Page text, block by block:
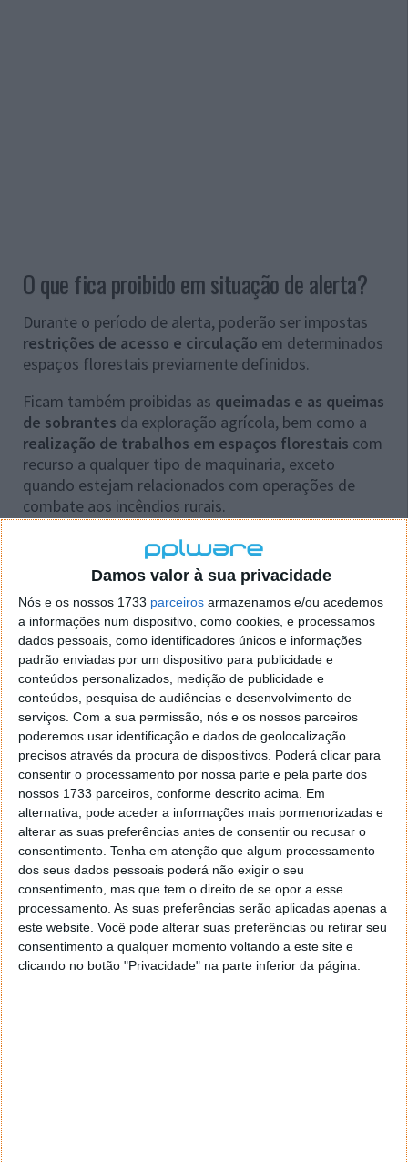
Damos valor à sua privacidade
Nós e os nossos 1733 parceiros armazenamos e/ou acedemos
a informações num dispositivo, como cookies, e processamos
dados pessoais, como identificadores únicos e informações
padrão enviadas por um dispositivo para publicidade e
conteúdos personalizados, medição de publicidade e
conteúdos, pesquisa de audiências e desenvolvimento de
serviços. Com a sua permissão, nós e os nossos parceiros
poderemos usar identificação e dados de geolocalização
precisos através da procura de dispositivos. Poderá clicar para
consentir o processamento por nossa parte e pela parte dos
nossos 1733 parceiros, conforme descrito acima. Em
alternativa, pode aceder a informações mais pormenorizadas e
alterar as suas preferências antes de consentir ou recusar o
consentimento. Tenha em atenção que algum processamento
dos seus dados pessoais poderá não exigir o seu
consentimento, mas que tem o direito de se opor a esse
processamento. As suas preferências serão aplicadas apenas a
este website. Você pode alterar suas preferências ou retirar seu
consentimento a qualquer momento voltando a este site e
clicando no botão "Privacidade" na parte inferior da página.
O que fica proibido em situação de alerta?
Durante o período de alerta, poderão ser impostas
restrições de acesso e circulação em determinados
espaços florestais previamente definidos.
Ficam também proibidas as queimadas e as queimas
de sobrantes da exploração agrícola, bem como a
realização de trabalhos em espaços florestais com
recurso a qualquer tipo de maquinaria, exceto
quando estejam relacionados com operações de
combate aos incêndios rurais.
Além disso, não será permitida a realização de
trabalhos em espaços rurais com motorroçadoras de
lâmina metálica, corta matos, destroçadores e
outras máquinas equipadas com lâmina ou pá
frontal,equipamentos que podem provocar faíscas
e dar origem a ignições.
Durante a vigência da situação de alerta fica ainda
proibida autilização de fogo de artifício e de outros
artigos pirotécnicos, assim como olançamento de
balões com mecha. As autorizações já emitidas para
estas atividades serão igualmentesuspensas.
O objetivo do Governo português éreduzir ao
máximo qualquer fonte de igniçãonum período em
que o risco de incêndio rural dispara.
Devido às altas temperaturas que o País
enfrenta, decidimos decretar a situação de
alerta. Acompanho a evolução da situação ao
detalhe. Cada um de nós tem a
responsabilidade de prevenir e fazer a sua